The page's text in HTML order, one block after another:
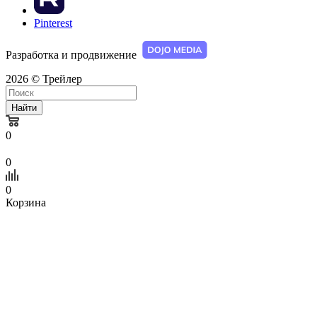
Pinterest
Разработка и продвижение
2026 © Трейлер
Найти
0
0
0
Корзина